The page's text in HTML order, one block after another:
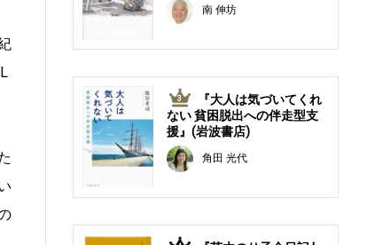
南 伸坊
3
『大人は気づいてくれ
ない 貧困脱出への伴走型支
援』(岩波書店)
角田 光代